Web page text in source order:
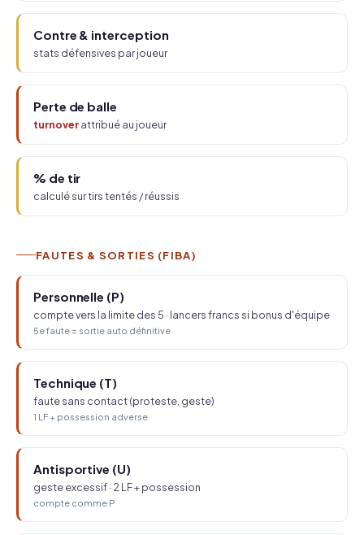
Contre & interception
stats défensives par joueur
Perte de balle
turnoverattribué au joueur
% de tir
calculé sur tirs tentés / réussis
FAUTES & SORTIES (FIBA)
Personnelle (P)
compte vers la limite des 5 · lancers francs si bonus d'équipe
5e faute = sortie auto définitive
Technique (T)
faute sans contact (proteste, geste)
1 LF + possession adverse
Antisportive (U)
geste excessif · 2 LF + possession
compte comme P